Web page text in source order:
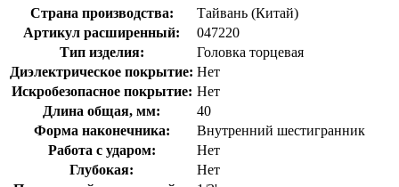
Страна производства:
Тайвань (Китай)
Артикул расширенный:
047220
Тип изделия:
Головка торцевая
Диэлектрическое покрытие: Нет
Искробезопасное покрытие: Нет
Длина общая, мм:
40
Форма наконечника:
Внутренний шестигранник
Работа с ударом:
Нет
Глубокая:
Нет